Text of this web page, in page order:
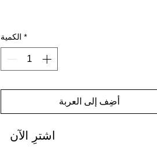
الكمية *
أضِف إلى العربة
اشترِ الآن